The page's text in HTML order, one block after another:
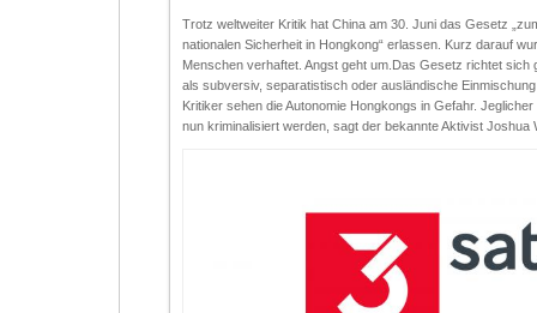
Trotz weltweiter Kritik hat China am 30. Juni das Gesetz
nationalen Sicherheit in Hongkong“ erlassen. Kurz darauf
Menschen verhaftet. Angst geht um.Das Gesetz richtet sich
als subversiv, separatistisch oder ausländische
Kritiker sehen die Autonomie Hongkongs in Gefahr.
nun kriminalisiert werden, sagt der bekannte Aktivist